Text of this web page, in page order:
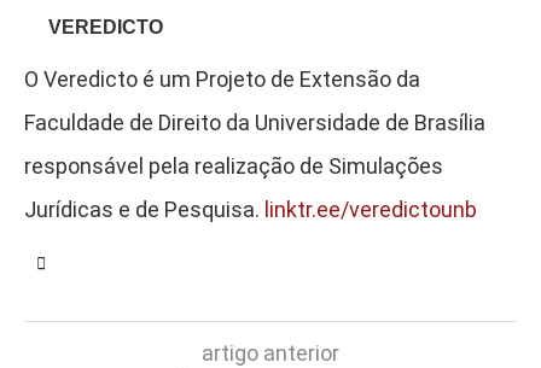
VEREDICTO
O Veredicto é um Projeto de Extensão da
Faculdade de Direito da Universidade de Brasília
responsável pela realização de Simulações
Jurídicas e de Pesquisa. linktr.ee/veredictounb
artigo anterior